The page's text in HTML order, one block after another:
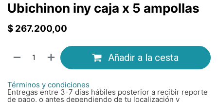
Ubichinon iny caja x 5 ampollas
$ 267.200,00
Añadir a la cesta
Términos y condiciones
Entregas entre 3-7 dias hábiles posterior a recibir reporte
de pago, o antes dependiendo de tu localización y